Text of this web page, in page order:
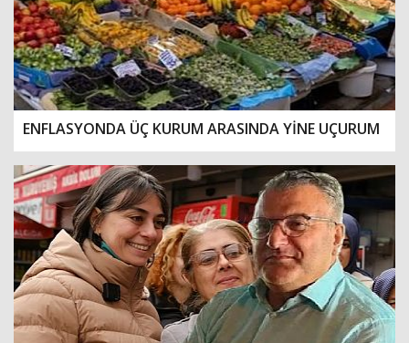
ENFLASYONDA ÜÇ KURUM ARASINDA YİNE UÇURUM